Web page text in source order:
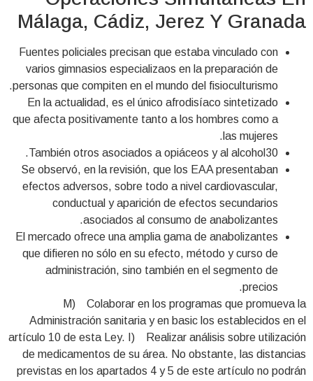
Málaga, Cádiz, Jerez Y Granada
Fuentes policiales precisan que estaba vinculado con
varios gimnasios especializaos en la preparación de
personas que compiten en el mundo del fisioculturismo.
En la actualidad, es el único afrodisíaco sintetizado
que afecta positivamente tanto a los hombres como a
las mujeres.
También otros asociados a opiáceos y al alcohol30.
Se observó, en la revisión, que los EAA presentaban
efectos adversos, sobre todo a nivel cardiovascular,
conductual y aparición de efectos secundarios
asociados al consumo de anabolizantes.
El mercado ofrece una amplia gama de anabolizantes
que difieren no sólo en su efecto, método y curso de
administración, sino también en el segmento de
precios.
M) Colaborar en los programas que promueva la
Administración sanitaria y en basic los establecidos en el
artículo 10 de esta Ley. I) Realizar análisis sobre utilización
de medicamentos de su área. No obstante, las distancias
previstas en los apartados 4 y 5 de este artículo no podrán